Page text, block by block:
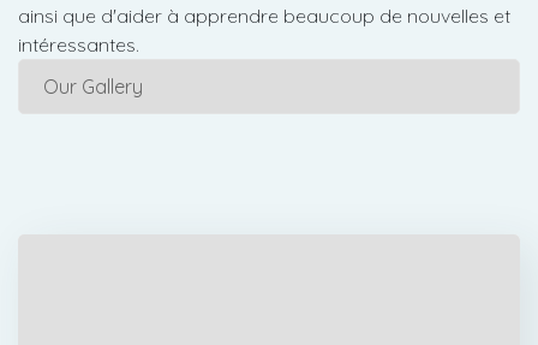
ainsi que d'aider à apprendre beaucoup de nouvelles et
intéressantes.